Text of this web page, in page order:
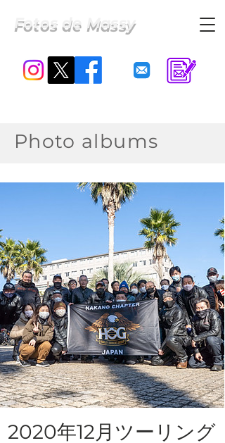
Fotos de Massy
Photo albums
2020年12月ツーリング